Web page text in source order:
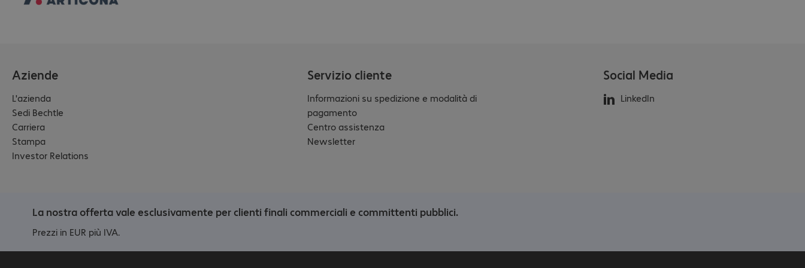
Aziende
L'azienda
Sedi Bechtle
Carriera
Stampa
Investor Relations
Servizio cliente
Informazioni su spedizione e modalità di
pagamento
Centro assistenza
Newsletter
Social Media
LinkedIn
La nostra offerta vale esclusivamente per clienti finali commerciali e committenti pubblici.
Prezzi in EUR più IVA.